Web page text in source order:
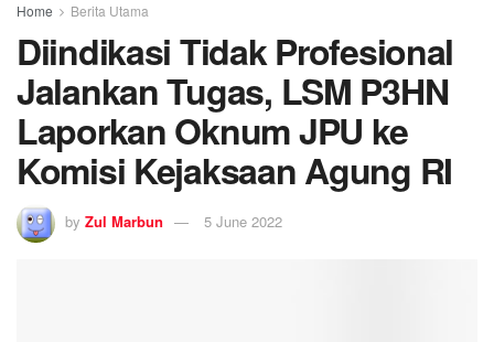
Home Berita Utama
Diindikasi Tidak Profesional
Jalankan Tugas, LSM P3HN
Laporkan Oknum JPU ke
Komisi Kejaksaan Agung RI
by Zul Marbun 5 June 2022